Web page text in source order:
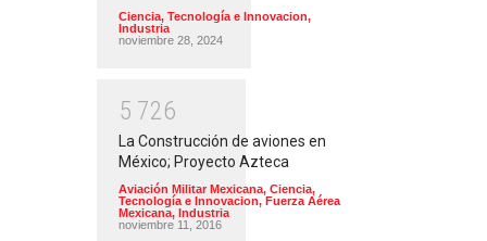
Ciencia, Tecnología e Innovacion,
Industria
noviembre 28, 2024
5 726
La Construcción de aviones en
México; Proyecto Azteca
Aviación Militar Mexicana, Ciencia,
Tecnología e Innovacion, Fuerza Aérea
Mexicana, Industria
noviembre 11, 2016